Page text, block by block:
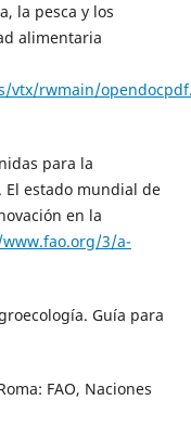
la pesca y los
alimentaria
vtx/rwmain/
para la
estado mundial de
en la
3/a-
Guía para
FAO, Naciones